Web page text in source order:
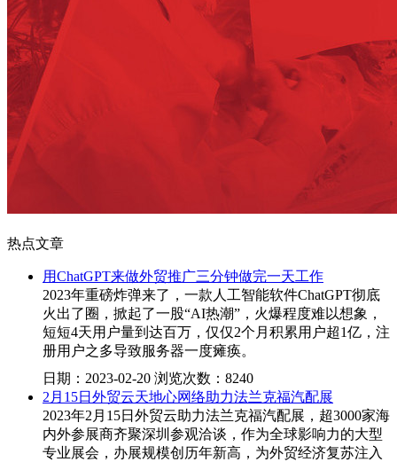
热点文章
用ChatGPT来做外贸推广三分钟做完一天工作
2023年重磅炸弹来了，一款人工智能软件ChatGPT彻底
火出了圈，掀起了一股“AI热潮”，火爆程度难以想象，
短短4天用户量到达百万，仅仅2个月积累用户超1亿，注
册用户之多导致服务器一度瘫痪。
日期：2023-02-20 浏览次数：8240
2月15日外贸云天地心网络助力法兰克福汽配展
2023年2月15日外贸云助力法兰克福汽配展，超3000家海
内外参展商齐聚深圳参观洽谈，作为全球影响力的大型
专业展会，办展规模创历年新高，为外贸经济复苏注入